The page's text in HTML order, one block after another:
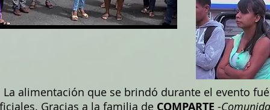
que se brindó durante el evento fué
Gracias a la familia de COMPARTE -